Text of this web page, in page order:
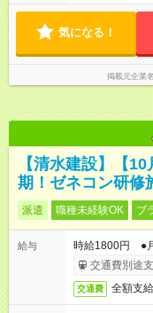
気になる！
掲載元企業名
【清水建設】【
期！ゼネコン研修
派遣 職種未経験OK ブ
給与
時給1800円 ●月
交通費別途
交通費 全額支給